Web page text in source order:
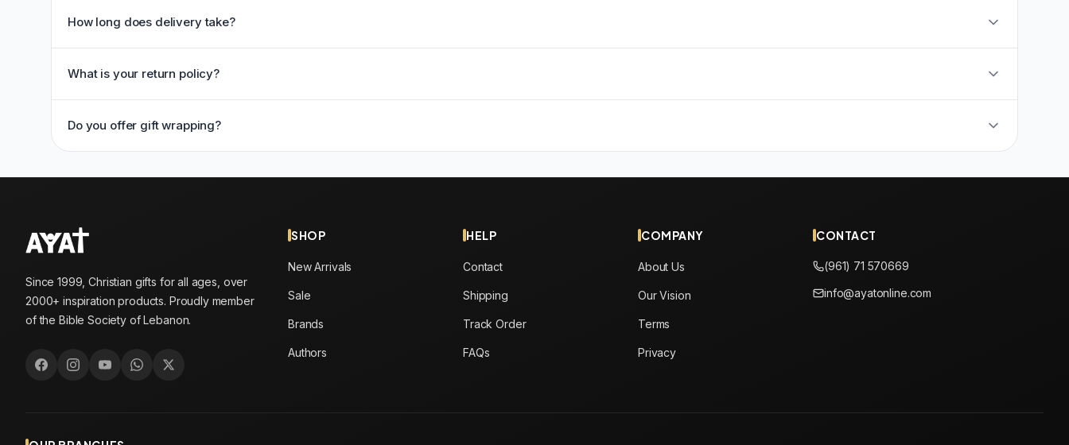
How long does delivery take?
What is your return policy?
Do you offer gift wrapping?
Since 1999, Christian gifts for all ages, over
2000+ inspiration products. Proudly member
of the Bible Society of Lebanon.
SHOP
New Arrivals
Sale
Brands
Authors
HELP
Contact
Shipping
Track Order
FAQs
COMPANY
About Us
Our Vision
Terms
Privacy
CONTACT
(961) 71 570669
info@ayatonline.com